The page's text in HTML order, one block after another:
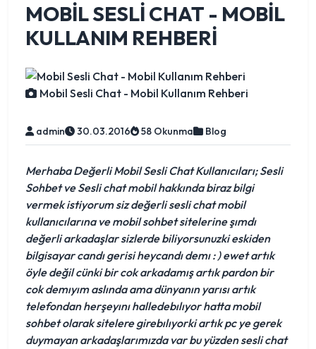
MOBIL SESLI CHAT - MOBIL
KULLANIM REHBERI
Mobil Sesli Chat - Mobil Kullanım Rehberi
admin 30.03.2016 58 Okunma Blog
Merhaba Değerli Mobil Sesli Chat Kullanıcıları; Sesli
Sohbet ve Sesli chat mobil hakkında biraz bilgi
vermek istiyorum siz değerli sesli chat mobil
kullanıcılarına ve mobil sohbet sitelerine şımdı
değerli arkadaşlar sizlerde biliyorsunuzki eskiden
bilgisayar candı gerisi heycandı demı : ) ewet artık
öyle değil cünki bir cok arkadamış artık pardon bir
cok demıyım aslında ama dünyanın yarısı artık
telefondan herşeyını halledebılıyor hatta mobil
sohbet olarak sitelere girebılıyorki artık pc ye gerek
duymayan arkadaşlarımızda var bu yüzden sesli chat